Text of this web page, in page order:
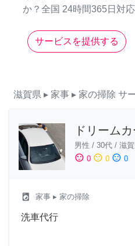
か？全国 24時間365日対応
サービスを提供する
滋賀県 ▸ 家事 ▸ 家の掃除 サ
ドリーム
男性 / 30代 / 滋
sentiment_satisfied 0 sentiment_neutral 0 sentiment_dissatisfied 0
local_laundry_service 家事 ▸ 家の掃除
洗車代行